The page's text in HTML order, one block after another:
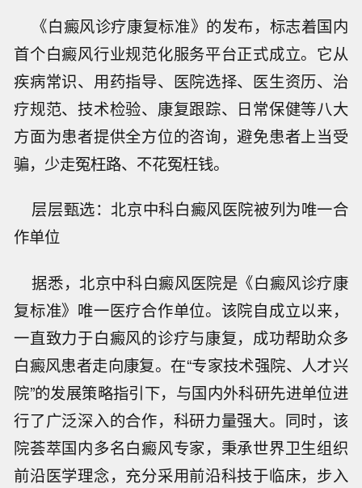
《白癜风诊疗康复标准》的发布，标志着国内
首个白癜风行业规范化服务平台正式成立。它从
疾病常识、用药指导、医院选择、医生资历、治
疗规范、技术检验、康复跟踪、日常保健等八大
方面为患者提供全方位的咨询，避免患者上当受
骗，少走冤枉路、不花冤枉钱。
层层甄选：北京中科白癜风医院被列为唯一合
作单位
据悉，北京中科白癜风医院是《白癜风诊疗康
复标准》唯一医疗合作单位。该院自成立以来，
一直致力于白癜风的诊疗与康复，成功帮助众多
白癜风患者走向康复。在“专家技术强院、人才兴
院”的发展策略指引下，与国内外科研先进单位进
行了广泛深入的合作，科研力量强大。同时，该
院荟萃国内多名白癜风专家，秉承世界卫生组织
前沿医学理念，充分采用前沿科技于临床，步入